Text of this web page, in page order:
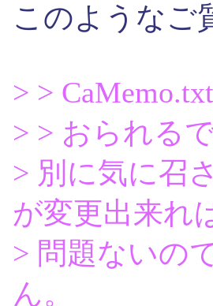
このようなご
> >
> > おられる
> 別に気に召
が変更出来れ
> 問題ないの
ん。